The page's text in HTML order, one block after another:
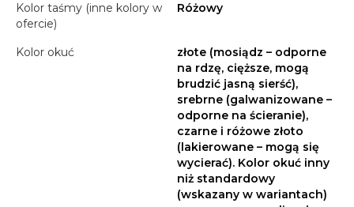
Kolor taśmy (inne kolory w
ofercie)
Różowy
Kolor okuć
złote (mosiądz – odporne
na rdzę, cięższe, mogą
brudzić jasną sierść),
srebrne (galwanizowane –
odporne na ścieranie),
czarne i różowe złoto
(lakierowane – mogą się
wycierać). Kolor okuć inny
niż standardowy
(wskazany w wariantach)